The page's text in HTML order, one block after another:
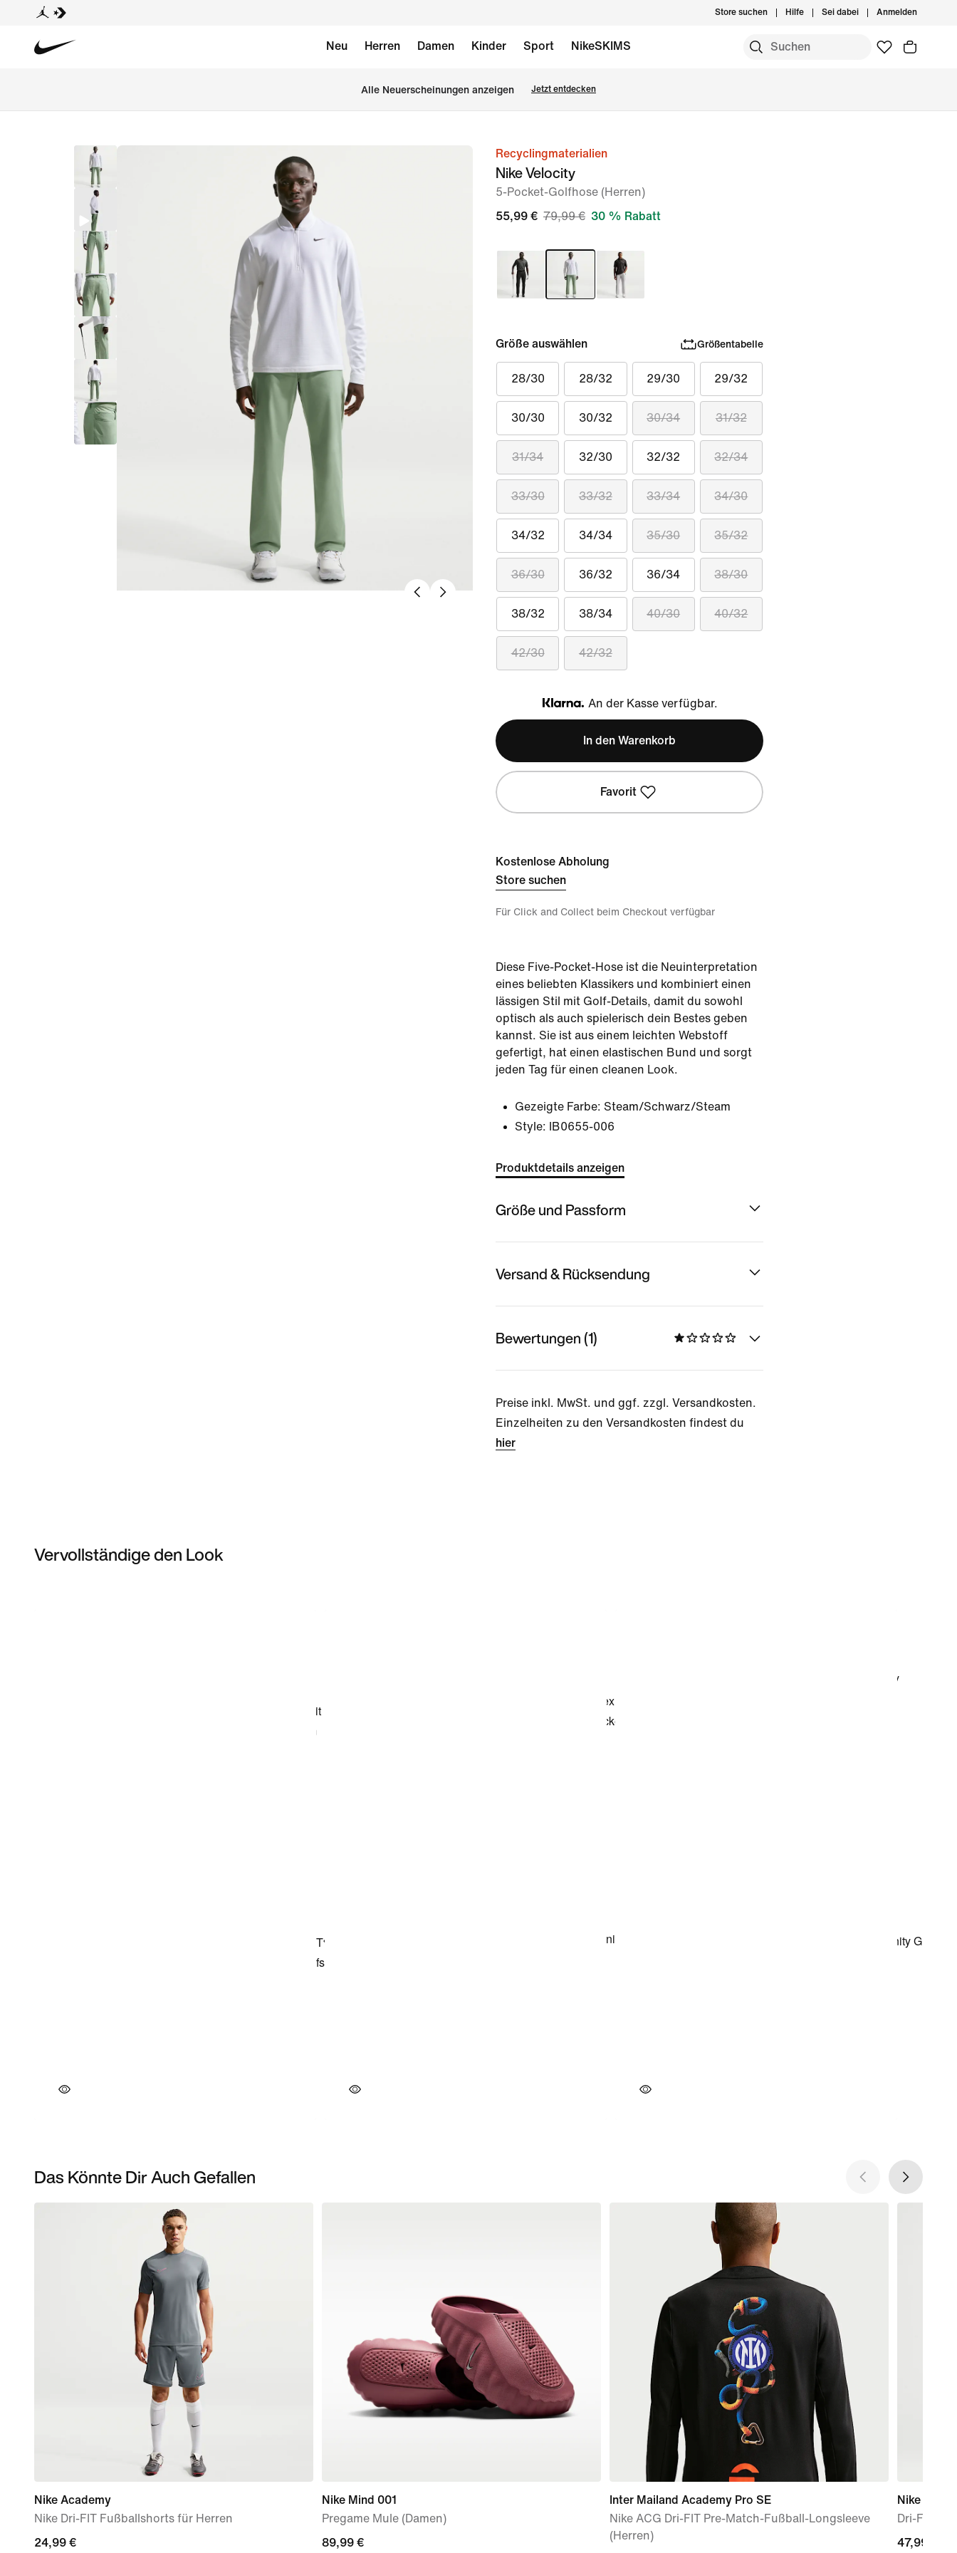
Store suchen Hilfe Sei dabei Anmelden
Neu Herren Damen Kinder Sport NikeSKIMS
Alle Neuerscheinungen anzeigen Jetzt entdecken
Bild 1Recyclingmaterialien
Nike Velocity
5-Pocket-Golfhose (Herren)
55,99 € 79,99 € 30 % Rabatt
Größe auswählen Größentabelle
28/30 28/32 29/30 29/32
30/30 30/32 30/34 31/32
31/34 32/30 32/32 32/34
33/30 33/32 33/34 34/30
34/32 34/34 35/30 35/32
36/30 36/32 36/34 38/30
38/32 38/34 40/30 40/32
42/30 42/32
Klarna
An der Kasse verfügbar.
In den Warenkorb
Favorit
Kostenlose Abholung
Store suchen
Für Click and Collect beim Checkout verfügbar
Diese Five-Pocket-Hose ist die Neuinterpretation
eines beliebten Klassikers und kombiniert einen
lässigen Stil mit Golf-Details, damit du sowohl
optisch als auch spielerisch dein Bestes geben
kannst. Sie ist aus einem leichten Webstoff
gefertigt, hat einen elastischen Bund und sorgt
jeden Tag für einen cleanen Look.
Gezeigte Farbe: Steam/Schwarz/Steam
Style:
IB0655-006
Produktdetails anzeigen
Größe und Passform
Versand & Rücksendung
Bewertungen (1)
Preise inkl. MwSt. und ggf. zzgl. Versandkosten.
Einzelheiten zu den Versandkosten findest du
hier
Vervollständige den Look
Das Könnte Dir Auch Gefallen
Nike Academy
Nike Dri-FIT Fußballshorts für Herren
24,99 €
24,99 €
Nike Mind 001
Pregame Mule (Damen)
89,99 €
89,99 €
Inter Mailand Academy Pro SE
Nike ACG Dri-FIT Pre-Match-Fußball-Longsleeve
(Herren)
Nike Stride
Dri-FIT
47,99 €
47,99 €